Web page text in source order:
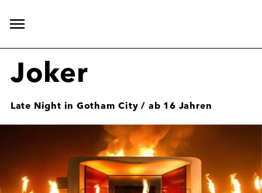
Hauptnavigation
Joker
Late Night in Gotham City / ab 16 Jahren